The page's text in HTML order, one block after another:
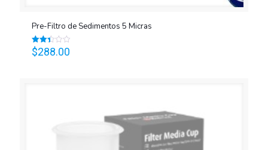
Pre-Filtro de Sedimentos 5 Micras
Valorado
en
$288.00